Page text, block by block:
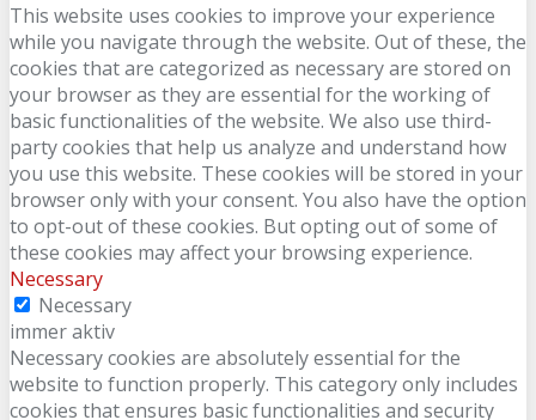
This website uses cookies to improve your experience
while you navigate through the website. Out of these, the
cookies that are categorized as necessary are stored on
your browser as they are essential for the working of
basic functionalities of the website. We also use third-
party cookies that help us analyze and understand how
you use this website. These cookies will be stored in your
browser only with your consent. You also have the option
to opt-out of these cookies. But opting out of some of
these cookies may affect your browsing experience.
Necessary
Necessary
immer aktiv
Necessary cookies are absolutely essential for the
website to function properly. This category only includes
cookies that ensures basic functionalities and security